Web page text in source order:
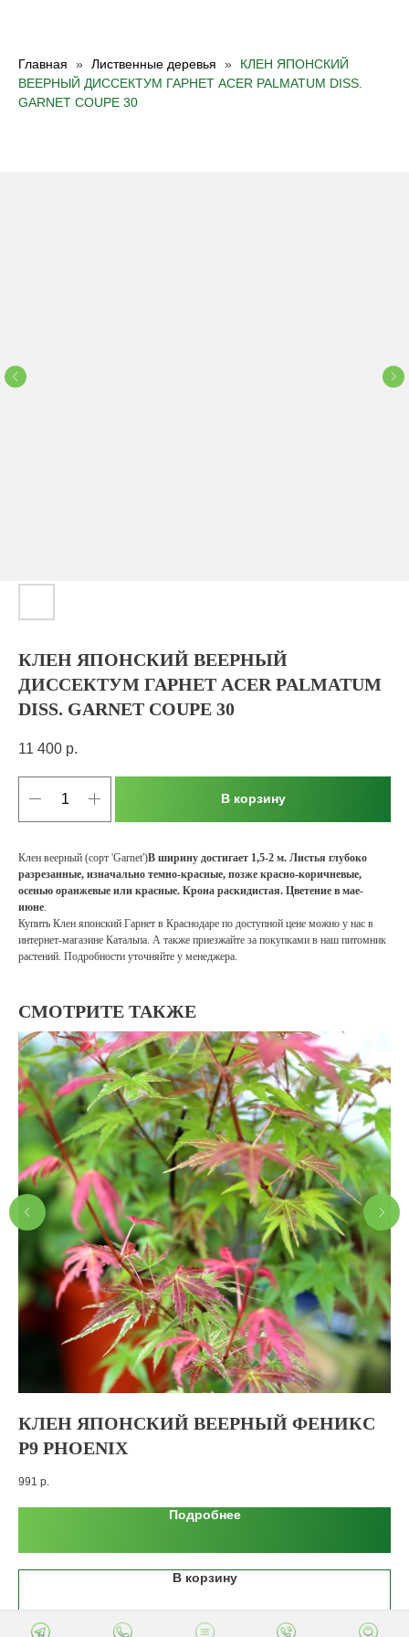
Главная Лиственные деревья
КЛЕН ЯПОНСКИЙ
ВЕЕРНЫЙ ДИССЕКТУМ ГАРНЕТ ACER PALMATUM DISS.
GARNET COUPE 30
КЛЕН ЯПОНСКИЙ ВЕЕРНЫЙ
ДИССЕКТУМ ГАРНЕТ ACER PALMATUM
DISS. GARNET COUPE 30
11 400 р.
В корзину
Клен веерный (сорт 'Garnet')В ширину достигает 1,5-2 м. Листья глубоко
разрезанные, изначально темно-красные, позже красно-коричневые,
осенью оранжевые или красные. Крона раскидистая. Цветение в мае-
июне
Купить Клен японский Гарнет в Краснодаре по доступной цене можно у нас в
интернет-магазине Катальпа. А также приезжайте за покупками в наш питомник
растений. Подробности уточняйте у менеджера.
СМОТРИТЕ ТАКЖЕ
КЛЕН ЯПОНСКИЙ ВЕЕРНЫЙ ФЕНИКС
Р9 PHOENIX
991 р.
Подробнее
В корзину